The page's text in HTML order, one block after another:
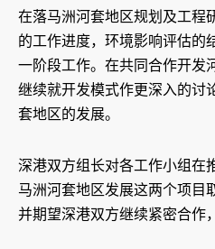
在落马洲河套地区规划及工程
的工作进度，环境影响评估的
一阶段工作。在共同合作开发
继续就开发模式作更深入的讨
套地区的发展。
深港双方组长对各工作小组在
马洲河套地区发展这两个项目
并期望深港双方继续紧密合作